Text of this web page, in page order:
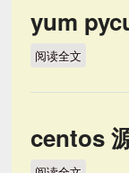
yum
阅读全文
centos